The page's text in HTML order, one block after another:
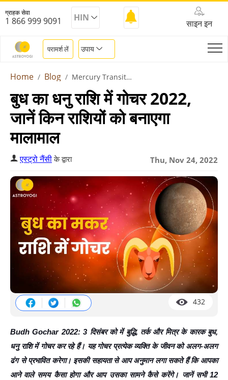
ग्राहक सेवा
1 866 999 9091 HIN
साइन इन
परामर्श लें उपाय
Home Blog Mercury Transit In Sagittarius
बुध का धनु राशि में गोचर 2022,
जानें किन राशियों को बनाएगा
मालामाल
Thu, Nov 24, 2022
एस्ट्रो नैंसीके द्वारा
432
Budh Gochar 2022: 3 दिसंबरको में बुद्धि, तर्क और मित्र के कारक बुध,
धनु राशि में गोचर कर रहे हैं। यह गोचर प्रत्येक व्यक्ति के जीवन को अलग-अलग
ढंग से प्रभावित करेगा। इसकी सहायता से आप अनुमान लगा सकते हैं कि आपका
आने वाले समय कैसा होगा और आप उसका सामने कैसे करेंगे। जानें सभी 12